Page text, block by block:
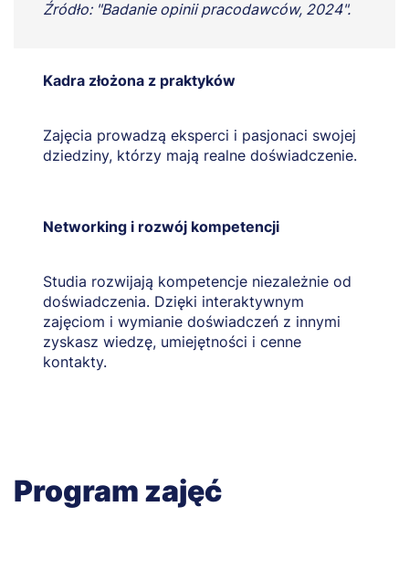
Źródło: "Badanie opinii pracodawców, 2024".
Kadra złożona z praktyków
Zajęcia prowadzą eksperci i pasjonaci swojej
dziedziny, którzy mają realne doświadczenie.
Networking i rozwój kompetencji
Studia rozwijają kompetencje niezależnie od
doświadczenia. Dzięki interaktywnym
zajęciom i wymianie doświadczeń z innymi
zyskasz wiedzę, umiejętności i cenne
kontakty.
Program zajęć